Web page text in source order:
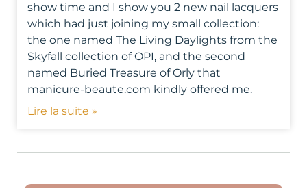
show time and I show you 2 new nail lacquers
which had just joining my small collection:
the one named The Living Daylights from the
Skyfall collection of OPI, and the second
named Buried Treasure of Orly that
manicure-beaute.com kindly offered me.
Lire la suite »